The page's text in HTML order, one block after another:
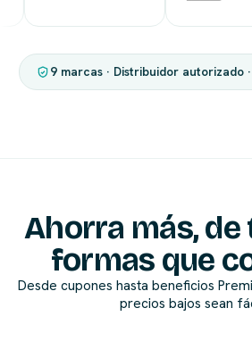
9 marcas · Distribuidor autorizado
Ahorra más, de
formas que
Desde cupones hasta beneficios
precios bajos sean